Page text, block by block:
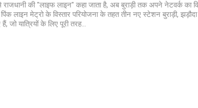
राजधानी की "लाइफ लाइन" कहा जाता है, अब बुराड़ी तक अपने नेटवर्क का
लाइन मेट्रो के विस्तार परियोजना के तहत तीन नए स्टेशन बुराड़ी,
जो यात्रियों के लिए पूरी तरह…